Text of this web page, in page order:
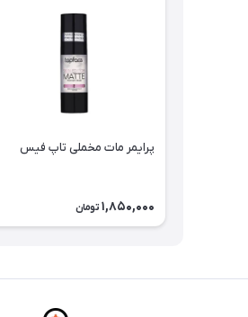
پرایمر مات مخملی تاپ فیس
1,850,000 تومان